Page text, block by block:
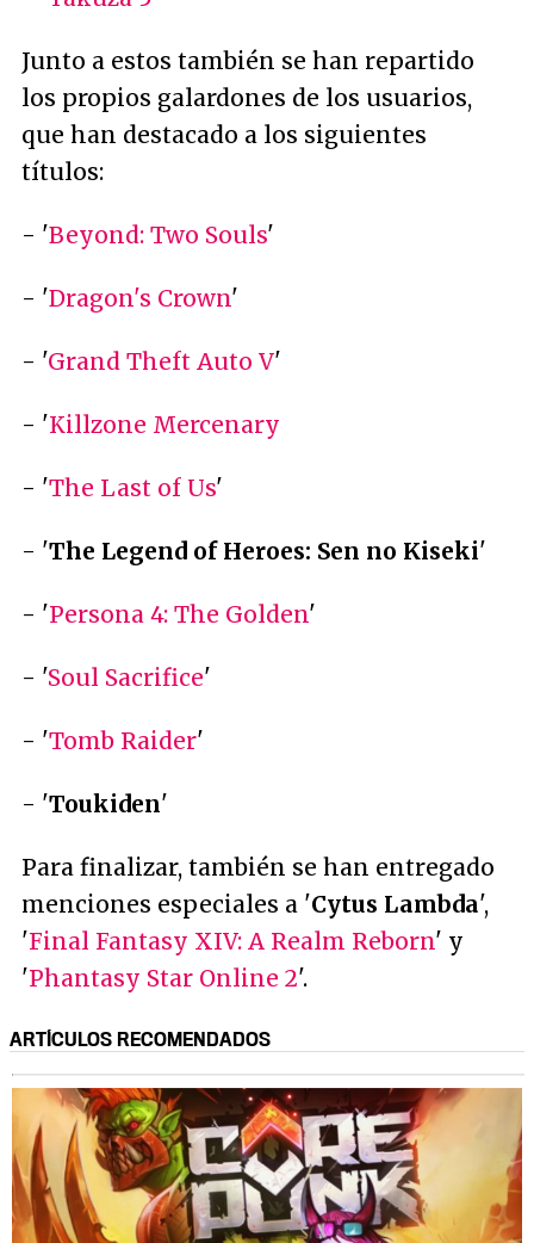
Junto a estos también se han repartido
los propios galardones de los usuarios,
que han destacado a los siguientes
títulos:
- 'Beyond: Two Souls'
- 'Dragon's Crown'
- 'Grand Theft Auto V'
- 'Killzone Mercenary
- 'The Last of Us'
- 'The Legend of Heroes: Sen no Kiseki'
- 'Persona 4: The Golden'
- 'Soul Sacrifice'
- 'Tomb Raider'
- 'Toukiden'
Para finalizar, también se han entregado
menciones especiales a 'Cytus Lambda',
'Final Fantasy XIV: A Realm Reborn' y
'Phantasy Star Online 2'.
ARTÍCULOS RECOMENDADOS